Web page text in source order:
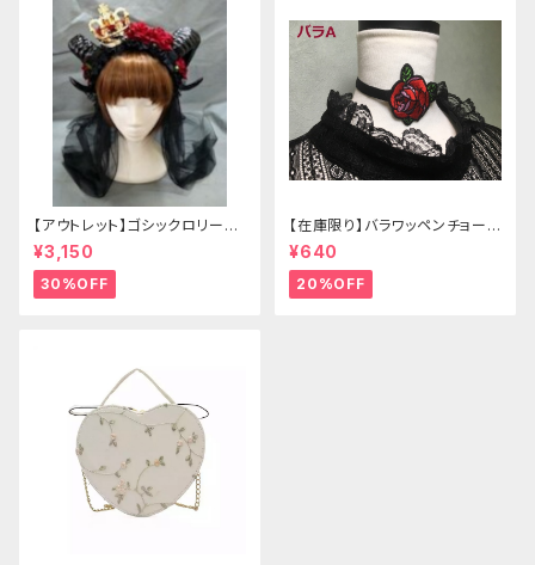
【アウトレット】ゴシックロリータ
ゴールドクラウン＆ホーン(ヴェ
ール付き)
¥3,150
30%OFF
【在庫限り】バラワッペンチョーカ
ー
¥640
20%OFF